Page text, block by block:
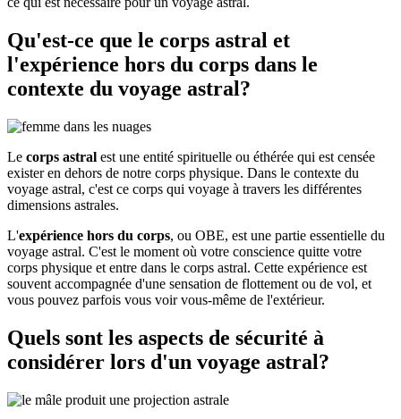
Qu'est-ce que le corps astral et
l'expérience hors du corps dans le
contexte du voyage astral?
Le corps astral est une entité spirituelle ou éthérée qui est censée
exister en dehors de notre corps physique. Dans le contexte du
voyage astral, c'est ce corps qui voyage à travers les différentes
dimensions astrales.
L'expérience hors du corps, ou OBE, est une partie essentielle du
voyage astral. C'est le moment où votre conscience quitte votre
corps physique et entre dans le corps astral. Cette expérience est
souvent accompagnée d'une sensation de flottement ou de vol, et
vous pouvez parfois vous voir vous-même de l'extérieur.
Quels sont les aspects de sécurité à
considérer lors d'un voyage astral?